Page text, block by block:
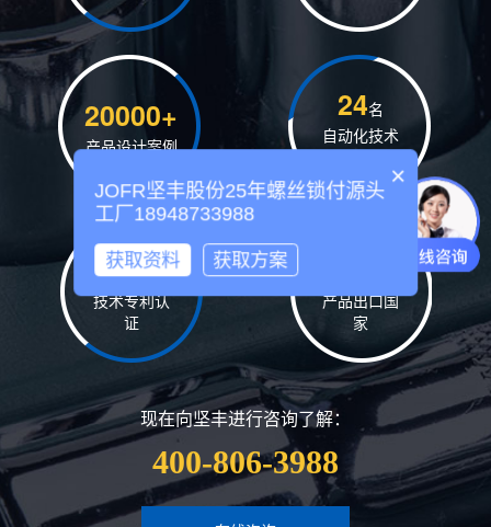
20000+
产品设计案例
24名
自动化技术
骨干
37项
技术专利认
证
产品出口国
家
现在向坚丰进行咨询了解：
400-806-3988
×
JOFR坚丰股份25年螺丝锁付源头
工厂18948733988
获取资料 获取方案